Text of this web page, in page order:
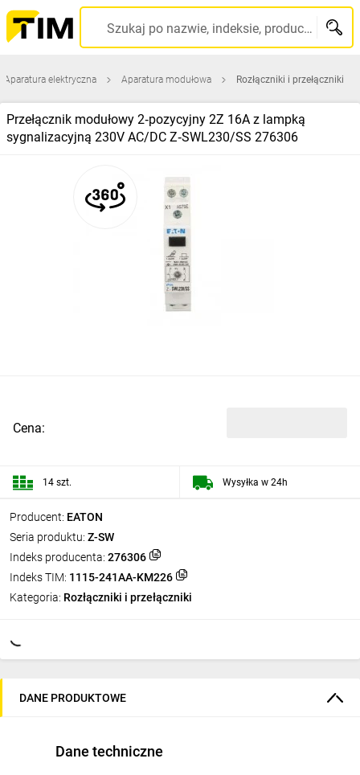
Szukaj po nazwie, indeksie, producencie, kodzie kreskowym...
Aparatura elektryczna Aparatura modułowa Rozłączniki i przełączniki
Przełącznik modułowy 2‑pozycyjny 2Z 16A z lampką
sygnalizacyjną 230V AC/DC Z‑SWL230/SS 276306
Producent: EATON
Seria produktu: Z-SW
Indeks producenta: 276306
Indeks TIM: 1115-241AA-KM226
Kategoria: Rozłączniki i przełączniki
Cena:
14 szt. Wysyłka w 24h
DANE PRODUKTOWE
Dane techniczne